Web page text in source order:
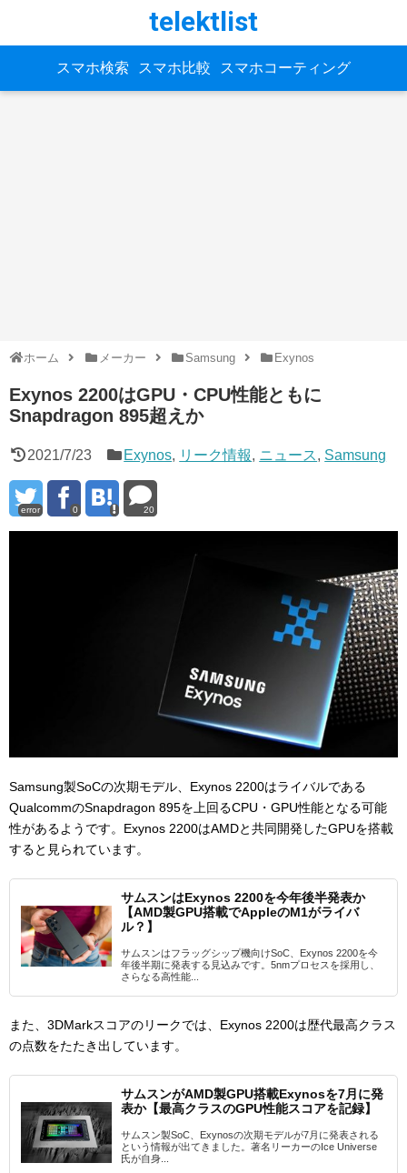
telektlist
スマホ検索 スマホ比較 スマホコーティング
ホーム メーカー Samsung Exynos
Exynos 2200はGPU・CPU性能ともに
Snapdragon 895超えか
2021/7/23 Exynos, リーク情報, ニュース, Samsung
error 0 20
Samsung製SoCの次期モデル、Exynos 2200はライバルである
QualcommのSnapdragon 895を上回るCPU・GPU性能となる可能
性があるようです。Exynos 2200はAMDと共同開発したGPUを搭載
すると見られています。
サムスンはExynos 2200を今年後半発表か
【AMD製GPU搭載でAppleのM1がライバ
ル？】
サムスンはフラッグシップ機向けSoC、Exynos 2200を今
年後半期に発表する見込みです。5nmプロセスを採用し、
さらなる高性能...
また、3DMarkスコアのリークでは、Exynos 2200は歴代最高クラス
の点数をたたき出しています。
サムスンがAMD製GPU搭載Exynosを7月に発
表か【最高クラスのGPU性能スコアを記録】
サムスン製SoC、Exynosの次期モデルが7月に発表される
という情報が出てきました。著名リーカーのIce Universe
氏が自身...